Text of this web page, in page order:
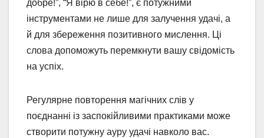
добре!”, “Я вірю в себе!”, є потужними
інструментами не лише для залучення удачі, а
й для збереження позитивного мислення. Ці
слова допоможуть перемкнути вашу свідомість
на успіх.
Регулярне повторення магічних слів у
поєднанні із заспокійливими практиками може
створити потужну ауру удачі навколо вас.